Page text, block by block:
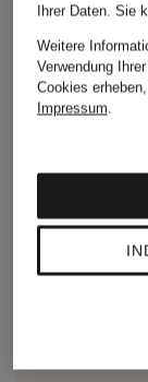
Ihrer Daten. Sie
Weitere
Verwendung
Cookies
Impressum.